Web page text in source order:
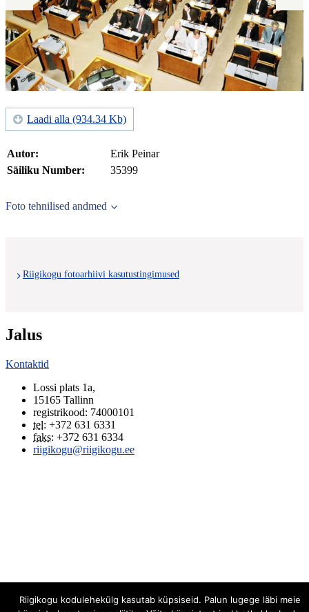
Laadi alla (934.34 Kb)
Autor:
Erik Peinar
Säiliku Number:
35399
Foto tehnilised andmed
Riigikogu fotoarhiivi kasutustingimused
Riigikogu kodulehekülg kasutab küpsiseid. Palun lugege läbi meie
Jalus
Kontaktid
Lossi plats 1a,
15165 Tallinn
registrikood: 74000101
tel: +372 631 6331
faks: +372 631 6334
riigikogu@riigikogu.ee